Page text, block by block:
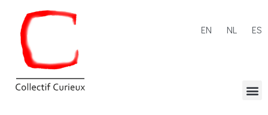
EN NL ES